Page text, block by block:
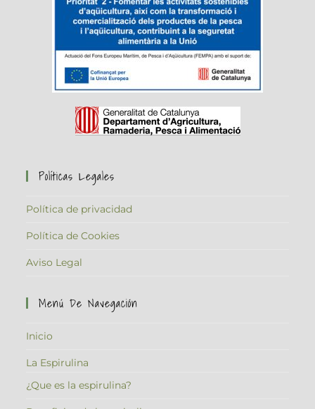
Políticas Legales
Política de privacidad
Política de Cookies
Aviso Legal
Menú De Navegación
Inicio
La Espirulina
¿Que es la espirulina?